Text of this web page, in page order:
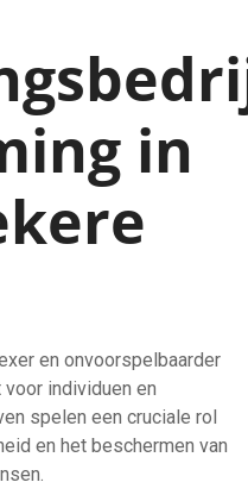
in
en onvoorspelbaarder
individuen en
spelen een cruciale rol
en het beschermen van